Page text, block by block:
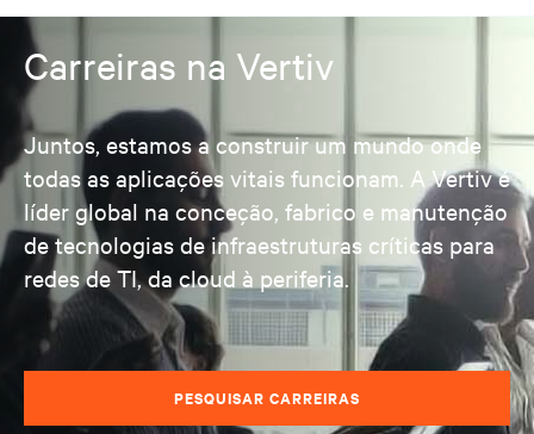
Carreiras na Vertiv
Juntos, estamos a construir um mundo onde
todas as aplicações vitais funcionam. A Vertiv é
líder global na conceção, fabrico e manutenção
de tecnologias de infraestruturas críticas para
redes de TI, da cloud à periferia.
PESQUISAR CARREIRAS